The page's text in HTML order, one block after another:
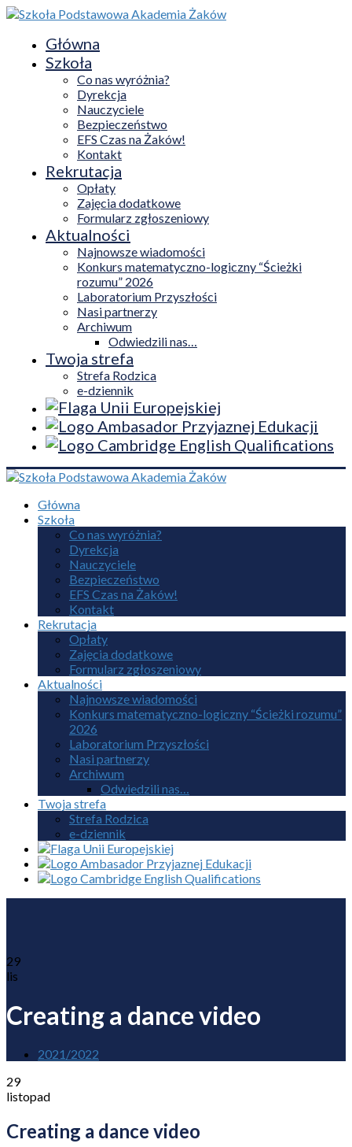
Główna
Szkoła
Co nas wyróżnia?
Dyrekcja
Nauczyciele
Bezpieczeństwo
EFS Czas na Żaków!
Kontakt
Rekrutacja
Opłaty
Zajęcia dodatkowe
Formularz zgłoszeniowy
Aktualności
Najnowsze wiadomości
Konkurs matematyczno-logiczny “Ścieżki
rozumu” 2026
Laboratorium Przyszłości
Nasi partnerzy
Archiwum
Odwiedzili nas…
Twoja strefa
Strefa Rodzica
e-dziennik
Główna
Szkoła
Co nas wyróżnia?
Dyrekcja
Nauczyciele
Bezpieczeństwo
EFS Czas na Żaków!
Kontakt
Rekrutacja
Opłaty
Zajęcia dodatkowe
Formularz zgłoszeniowy
Aktualności
Najnowsze wiadomości
Konkurs matematyczno-logiczny “Ścieżki rozumu”
2026
Laboratorium Przyszłości
Nasi partnerzy
Archiwum
Odwiedzili nas…
Twoja strefa
Strefa Rodzica
e-dziennik
29
lis
Creating a dance video
2021/2022
29
listopad
Creating a dance video